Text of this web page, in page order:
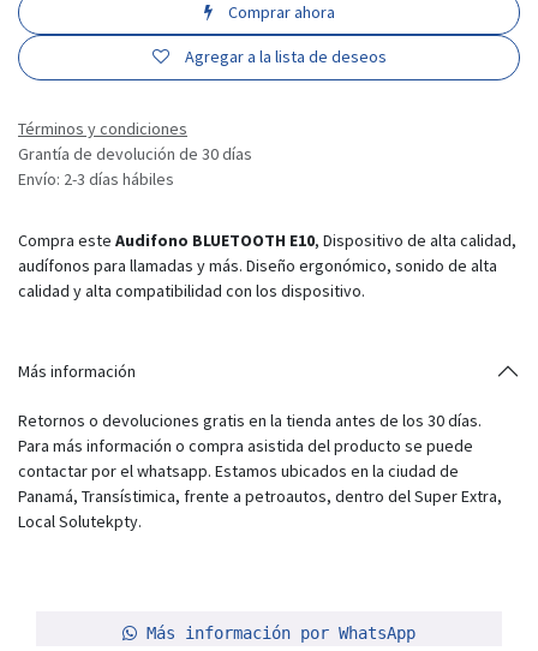
Comprar ahora
Agregar a la lista de deseos
Términos y condiciones
Grantía de devolución de 30 días
Envío: 2-3 días hábiles
Compra este Audifono BLUETOOTH E10, Dispositivo de alta calidad,
audífonos para llamadas y más. Diseño ergonómico, sonido de alta
calidad y alta compatibilidad con los dispositivo.
Más información
Retornos o devoluciones gratis en la tienda antes de los 30 días.
Para más información o compra asistida del producto se puede
contactar por el whatsapp. Estamos ubicados en la ciudad de
Panamá, Transístimica, frente a petroautos, dentro del Super Extra,
Local Solutekpty.
Más información por WhatsApp